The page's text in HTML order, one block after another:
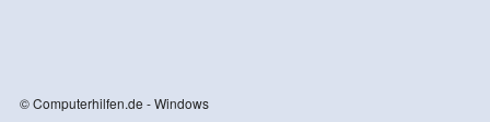
© Computerhilfen.de - Windows